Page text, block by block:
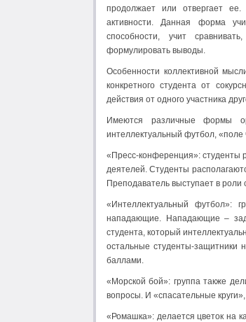
продолжает или отвергает ее.
активности. Данная форма
способности, учит
формулировать выводы.
Особенности коллективной
конкретного студента от
действия от одного участника
Имеются различные формы
интеллектуальный футбол,
«Пресс-конференция»: студенты
деятелей. Студенты
Преподаватель выступает в роли
«Интеллектуальный футбол»:
нападающие. Нападающие –
студента, который
остальные студенты-защитники
баллами.
«Морской бой»: группа также
вопросы. И «спасательные
«Ромашка»: делается цветок на